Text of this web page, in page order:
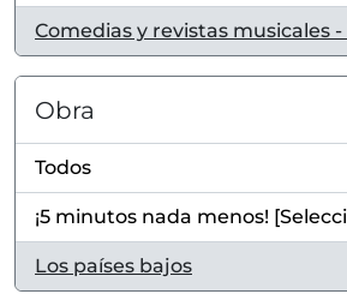
Comedias y revistas musicales
, 1 resultados
Obra
Todos
¡5 minutos nada menos!
, 1 resultados
Los países bajos
, 1 resultados